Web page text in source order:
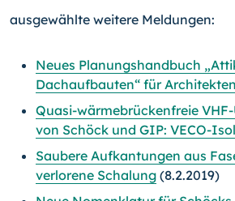
ausgewählte weitere Meldungen:
Neues Planungshandbuch
Dachaufbauten“ für Architekten
Quasi-wärmebrückenfreie
von Schöck und GIP: VECO-
Saubere Aufkantungen aus
verlorene Schalung (8.2.2019)